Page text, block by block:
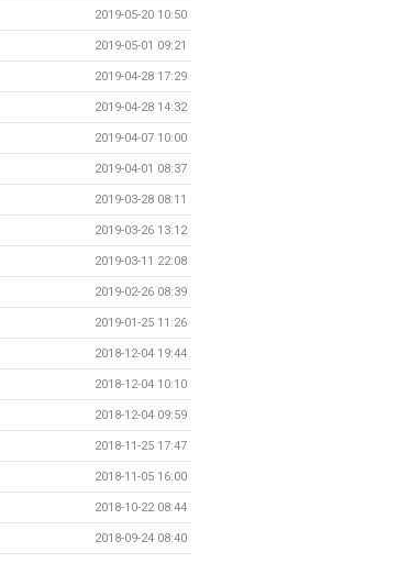
2019-05-20 10:50
2019-05-01 09:21
2019-04-28 17:29
2019-04-28 14:32
2019-04-07 10:00
2019-04-01 08:37
2019-03-28 08:11
2019-03-26 13:12
2019-03-11 22:08
2019-02-26 08:39
2019-01-25 11:26
2018-12-04 19:44
2018-12-04 10:10
2018-12-04 09:59
2018-11-25 17:47
2018-11-05 16:00
2018-10-22 08:44
2018-09-24 08:40